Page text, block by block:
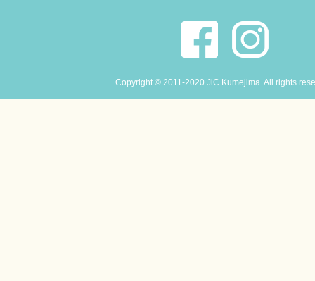
Copyright © 2011-2020 JiC Kumejima. All rights